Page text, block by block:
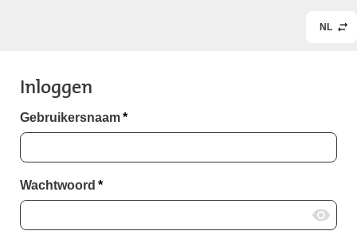
NL
Inloggen
Gebruikersnaam*
Wachtwoord *